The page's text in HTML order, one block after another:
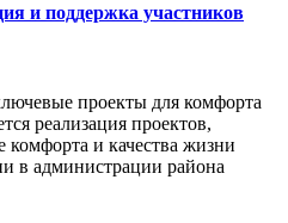
и поддержка участников
проекты для комфорта
реализация проектов,
и качества жизни
в администрации района